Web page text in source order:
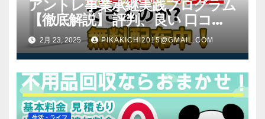
アントレ事業承継実践プログラム
【徹底解説】 評判、良い 口コ
ミ、悪い口コミ、メリットとデ
メリット!!
2月 23, 2025 PIKAKICHI2015@GMAIL.COM
生活・ライフ